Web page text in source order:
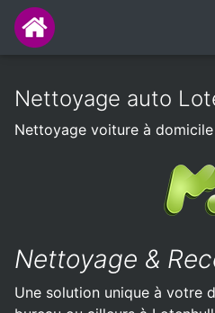
Nettoyage auto
Nettoyage voiture à
Nettoyage &
Une solution unique à votre